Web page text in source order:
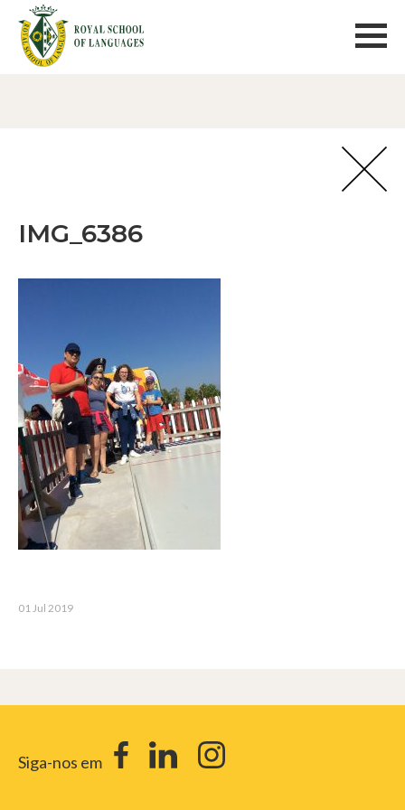
IMG_6386
01 Jul 2019
Siga-nos em